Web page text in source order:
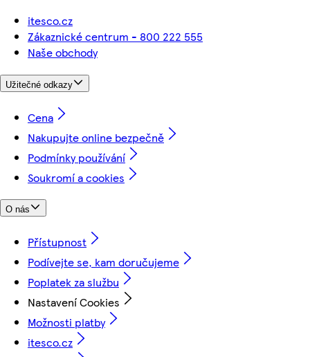
itesco.cz
Zákaznické centrum - 800 222 555
Naše obchody
Užitečné odkazy
Cena
Nakupujte online bezpečně
Podmínky používání
Soukromí a cookies
O nás
Přístupnost
Podívejte se, kam doručujeme
Poplatek za službu
Nastavení Cookies
Možnosti platby
itesco.cz